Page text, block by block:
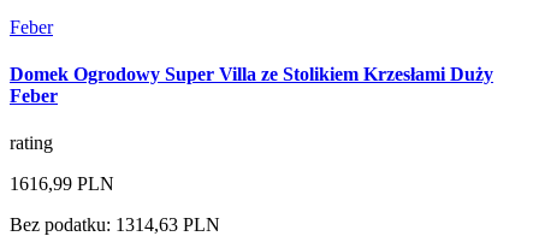
Feber
Domek Ogrodowy Super Villa ze Stolikiem Krzesłami Duży
Feber
rating
1616,99 PLN
Bez podatku: 1314,63 PLN